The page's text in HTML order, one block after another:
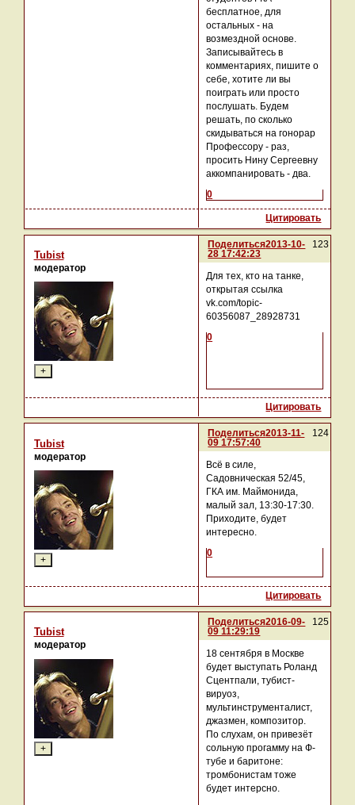
бесплатное, для
остальных - на
возмездной основе.
Записывайтесь в
комментариях, пишите о
себе, хотите ли вы
поиграть или просто
послушать. Будем
решать, по сколько
скидываться на гонорар
Профессору - раз,
просить Нину Сергеевну
аккомпанировать - два.
0
Цитировать
Поделиться 123
2013-10-
28 17:42:23
Tubist
модератор
Для тех, кто на танке,
открытая ссылка
vk.com/topic-
60356087_28928731
0
Цитировать
Поделиться 124
2013-11-
09 17:57:40
Tubist
модератор
Всё в силе,
Садовническая 52/45,
ГКА им. Маймонида,
малый зал, 13:30-17:30.
Приходите, будет
интересно.
0
Цитировать
Поделиться 125
2016-09-
09 11:29:19
Tubist
модератор
18 сентября в Москве
будет выступать Роланд
Сцентпали, тубист-
вируоз,
мультинструменталист,
джазмен, композитор.
По слухам, он привезёт
сольную прогамму на Ф-
тубе и баритоне:
тромбонистам тоже
будет интерсно.